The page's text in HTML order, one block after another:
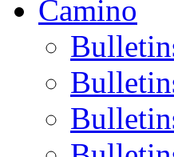
Camino